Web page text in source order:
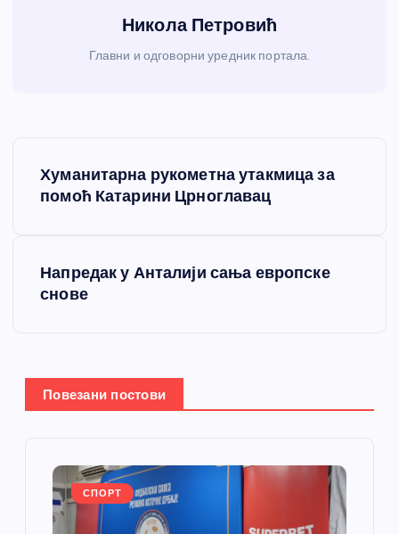
Никола Петровић
Главни и одговорни уредник портала.
њ
е
Хуманитарна рукометна утакмица за
помоћ Катарини Црноглавац
Напредак у Анталији сања европске
снове
Повезани постови
СПОРТ